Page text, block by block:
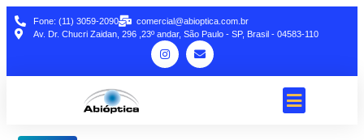
Fone: (11) 3059-2090
comercial@abioptica.com.br
Av. Dr. Chucri Zaidan, 296 ,23º andar, São Paulo - SP, Brasil - 04583-110